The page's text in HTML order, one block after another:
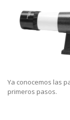
Ya conocemos las
primeros pasos.